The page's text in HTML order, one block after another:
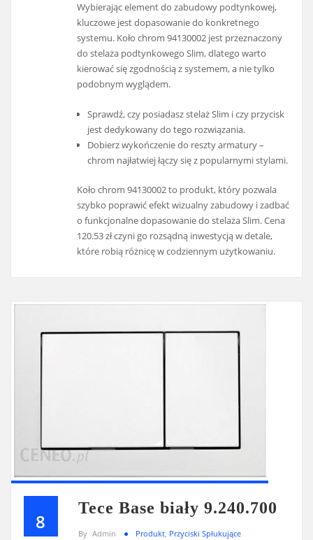
Wybierając element do zabudowy podtynkowej,
kluczowe jest dopasowanie do konkretnego
systemu. Koło chrom 94130002 jest przeznaczony
do stelaża podtynkowego Slim, dlatego warto
kierować się zgodnością z systemem, a nie tylko
podobnym wyglądem.
Sprawdź, czy posiadasz stelaż Slim i czy przycisk
jest dedykowany do tego rozwiązania.
Dobierz wykończenie do reszty armatury –
chrom najłatwiej łączy się z popularnymi stylami.
Koło chrom 94130002 to produkt, który pozwala
szybko poprawić efekt wizualny zabudowy i zadbać
o funkcjonalne dopasowanie do stelaża Slim. Cena
120.53 zł czyni go rozsądną inwestycją w detale,
które robią różnicę w codziennym użytkowaniu.
8
Tece Base biały 9.240.700
By Admin Produkt, Przyciski Spłukujące